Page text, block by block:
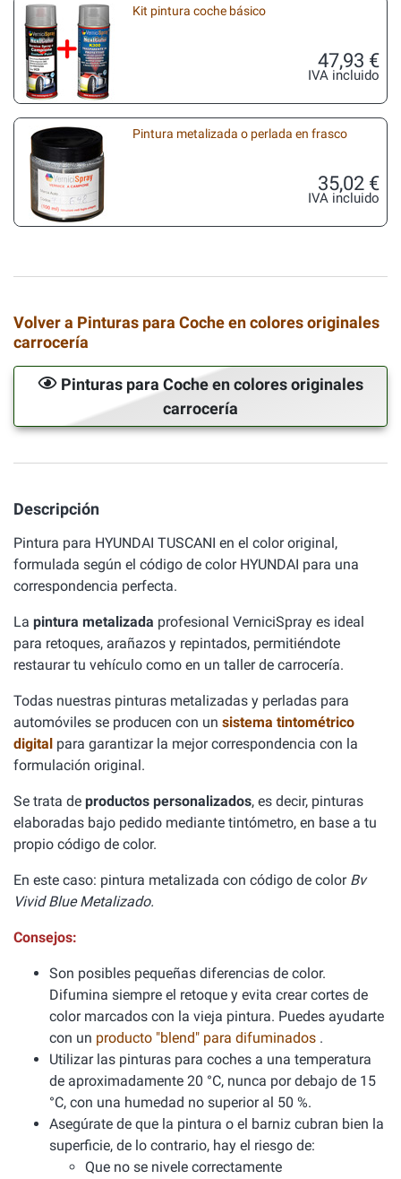
Kit pintura coche básico
47,93 €
IVA incluido
Pintura metalizada o perlada en frasco
35,02 €
IVA incluido
Volver a Pinturas para Coche en colores originales
carrocería
Pinturas para Coche en colores originales
carrocería
Descripción
Pintura para HYUNDAI TUSCANI en el color original,
formulada según el código de color HYUNDAI para una
correspondencia perfecta.
La pintura metalizada profesional VerniciSpray es ideal
para retoques, arañazos y repintados, permitiéndote
restaurar tu vehículo como en un taller de carrocería.
Todas nuestras pinturas metalizadas y perladas para
automóviles se producen con un sistema tintométrico
digital para garantizar la mejor correspondencia con la
formulación original.
Se trata de productos personalizados, es decir, pinturas
elaboradas bajo pedido mediante tintómetro, en base a tu
propio código de color.
En este caso: pintura metalizada con código de color Bv
Vivid Blue Metalizado.
Consejos:
Son posibles pequeñas diferencias de color.
Difumina siempre el retoque y evita crear cortes de
color marcados con la vieja pintura. Puedes ayudarte
con un producto "blend" para difuminados .
Utilizar las pinturas para coches a una temperatura
de aproximadamente 20 °C, nunca por debajo de 15
°C, con una humedad no superior al 50 %.
Asegúrate de que la pintura o el barniz cubran bien la
superficie, de lo contrario, hay el riesgo de:
Que no se nivele correctamente